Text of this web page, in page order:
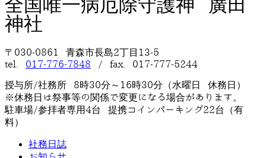
全国唯一病厄除守護神 廣田
神社
〒030-0861 青森市長島2丁目13-5
tel. 017-776-7848 / fax. 017-777-5244
授与所/社務所 8時30分～16時30分（水曜日 休務日）
※休務日は祭事等の関係で変更になる場合があります。
駐車場/参拝者専用4台 提携コインパーキング22台（有
料）
社務日誌